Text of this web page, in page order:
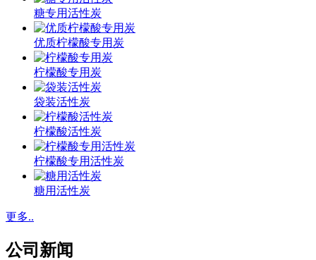
糖专用活性炭
优质柠檬酸专用炭
柠檬酸专用炭
袋装活性炭
柠檬酸活性炭
柠檬酸专用活性炭
糖用活性炭
更多..
公司新闻